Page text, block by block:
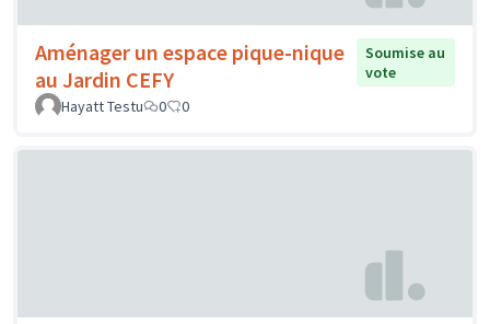
Aménager un espace pique-nique
au Jardin CEFY
Soumise au
vote
Hayatt Testu
0 0